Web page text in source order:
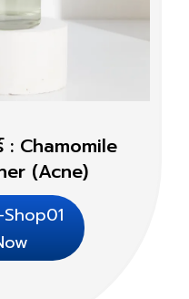
Chamomile
(Acne)